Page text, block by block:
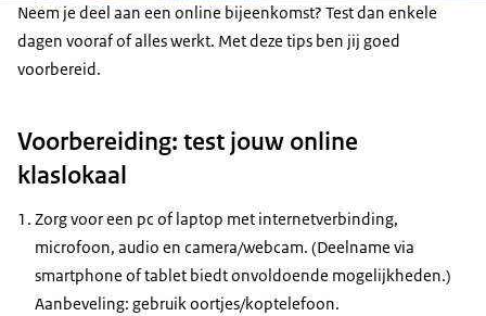
Neem je deel aan een online bijeenkomst? Test dan enkele
dagen vooraf of alles werkt. Met deze tips ben jij goed
voorbereid.
Voorbereiding: test jouw online
klaslokaal
Zorg voor een pc of laptop met internetverbinding,
microfoon, audio en camera/webcam. (Deelname via
smartphone of tablet biedt onvoldoende mogelijkheden.)
Aanbeveling: gebruik oortjes/koptelefoon.